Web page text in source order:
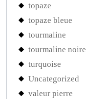
topaze
topaze bleue
tourmaline
tourmaline noire
turquoise
Uncategorized
valeur pierre